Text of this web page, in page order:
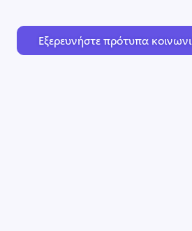
Εξερευνήστε πρότυπα